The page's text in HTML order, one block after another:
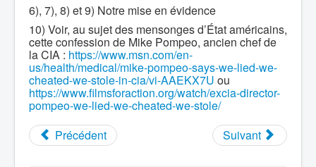
6), 7), 8) et 9) Notre mise en évidence
10) Voir, au sujet des mensonges d’État américains,
cette confession de Mike Pompeo, ancien chef de
la CIA : https://www.msn.com/en-
us/health/medical/mike-pompeo-says-we-lied-we-
cheated-we-stole-in-cia/vi-AAEKX7U ou
https://www.filmsforaction.org/watch/excia-director-
pompeo-we-lied-we-cheated-we-stole/
Précédent
Suivant